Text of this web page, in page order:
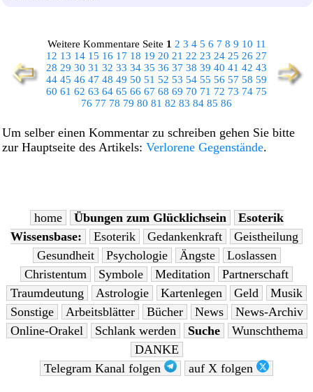
Weitere Kommentare Seite 1 2 3 4 5 6 7 8 9 10 11
12 13 14 15 16 17 18 19 20 21 22 23 24 25 26 27
28 29 30 31 32 33 34 35 36 37 38 39 40 41 42 43
44 45 46 47 48 49 50 51 52 53 54 55 56 57 58 59
60 61 62 63 64 65 66 67 68 69 70 71 72 73 74 75
76 77 78 79 80 81 82 83 84 85 86
Um selber einen Kommentar zu schreiben gehen Sie bitte
zur Hauptseite des Artikels: Verlorene Gegenstände.
home Übungen zum Glücklichsein
Esoterik
Wissensbase:
Esoterik Gedankenkraft
Geistheilung
Gesundheit
Psychologie Ängste
Loslassen
Christentum
Symbole Meditation
Partnerschaft
Traumdeutung
Astrologie Kartenlegen Geld
Musik
Sonstige
Arbeitsblätter Bücher News
News-Archiv
Online-Orakel
Schlank werden Suche
Wunschthema
DANKE
Telegram Kanal folgen
auf X folgen